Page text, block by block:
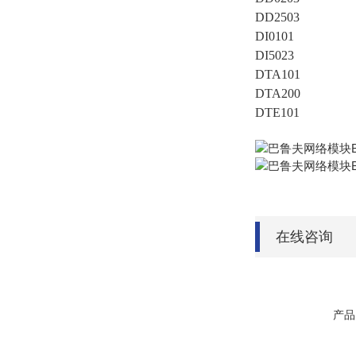
DD2503
DI0101
DI5023
DTA101
DTA200
DTE101
在线咨询
产